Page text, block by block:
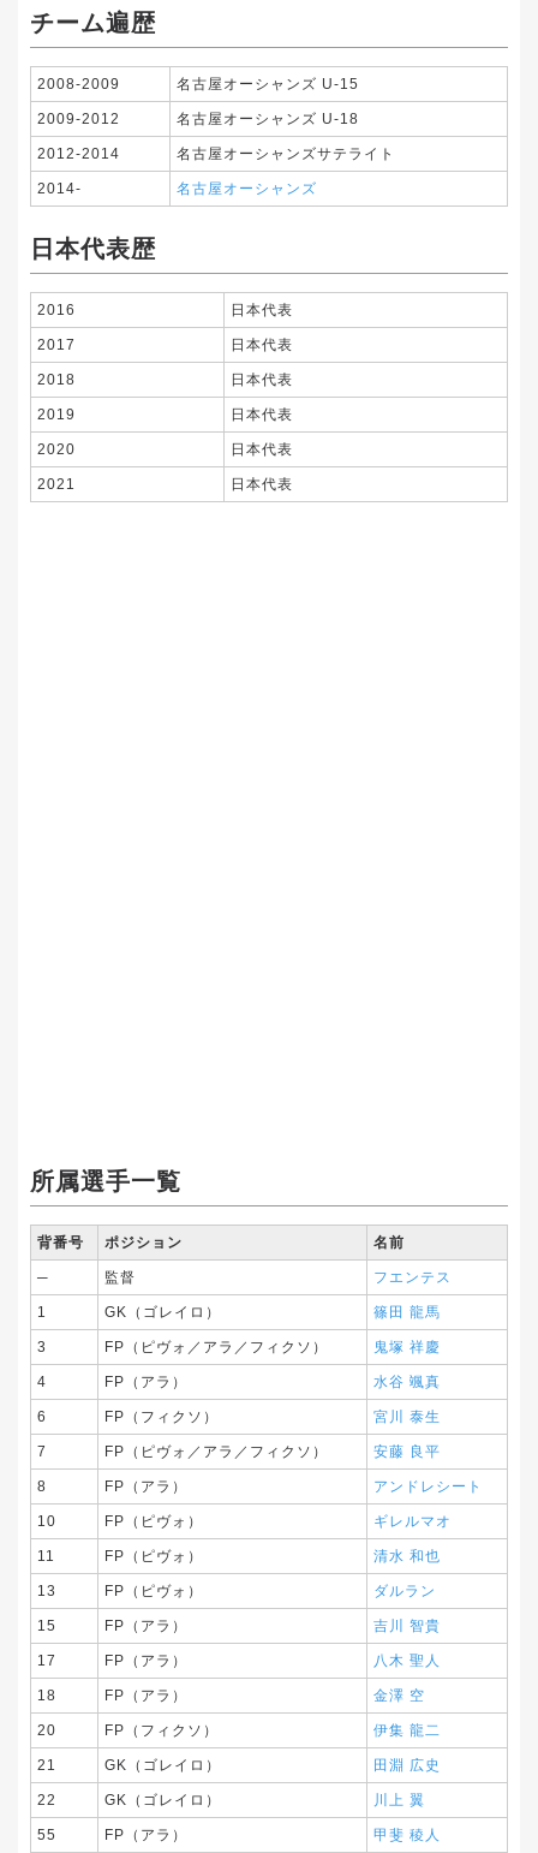
チーム遍歴
2008-2009 名古屋オーシャンズ U-15
2009-2012 名古屋オーシャンズ U-18
2012-2014 名古屋オーシャンズサテライト
2014- 名古屋オーシャンズ
日本代表歴
2016 日本代表
2017 日本代表
2018 日本代表
2019 日本代表
2020 日本代表
2021 日本代表
所属選手一覧
背番号 ポジション 名前
─ 監督 フエンテス
1 GK（ゴレイロ） 篠田 龍馬
3 FP（ピヴォ／アラ／フィクソ） 鬼塚 祥慶
4 FP（アラ） 水谷 颯真
6 FP（フィクソ） 宮川 泰生
7 FP（ピヴォ／アラ／フィクソ） 安藤 良平
8 FP（アラ） アンドレシート
10 FP（ピヴォ） ギレルマオ
11 FP（ピヴォ） 清水 和也
13 FP（ピヴォ） ダルラン
15 FP（アラ） 吉川 智貴
17 FP（アラ） 八木 聖人
18 FP（アラ） 金澤 空
20 FP（フィクソ） 伊集 龍二
21 GK（ゴレイロ） 田淵 広史
22 GK（ゴレイロ） 川上 翼
55 FP（アラ） 甲斐 稜人